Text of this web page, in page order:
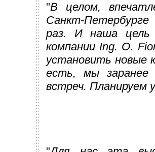
"В целом,
Санкт-
раз. И наша цель
компании Ing. O.
установить новые
есть, мы заранее
встреч. Планируем